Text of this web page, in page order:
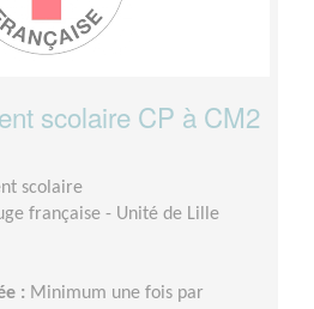
scolaire CP à CM2
scolaire
française - Unité de Lille
: Minimum une fois par